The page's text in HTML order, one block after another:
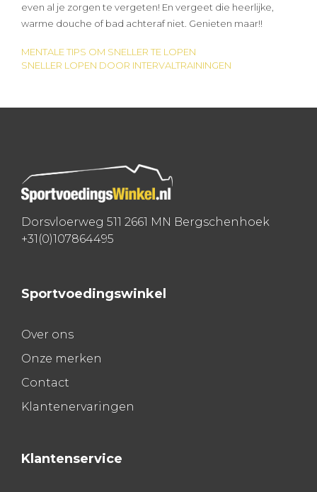
even al je zorgen te vergeten! En vergeet die heerlijke,
warme douche of bad achteraf niet. Genieten maar!!
Bericht
MENTALE TIPS OM SNELLER TE LOPEN
SNELLER LOPEN DOOR INTERVALTRAININGEN
Dorsvloerweg 511 2661 MN Bergschenhoek
+31(0)107864495
Sportvoedingswinkel
Over ons
Onze merken
Contact
Klantenervaringen
Klantenservice